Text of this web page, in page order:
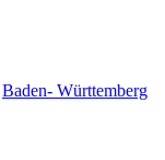
Baden- Württemberg